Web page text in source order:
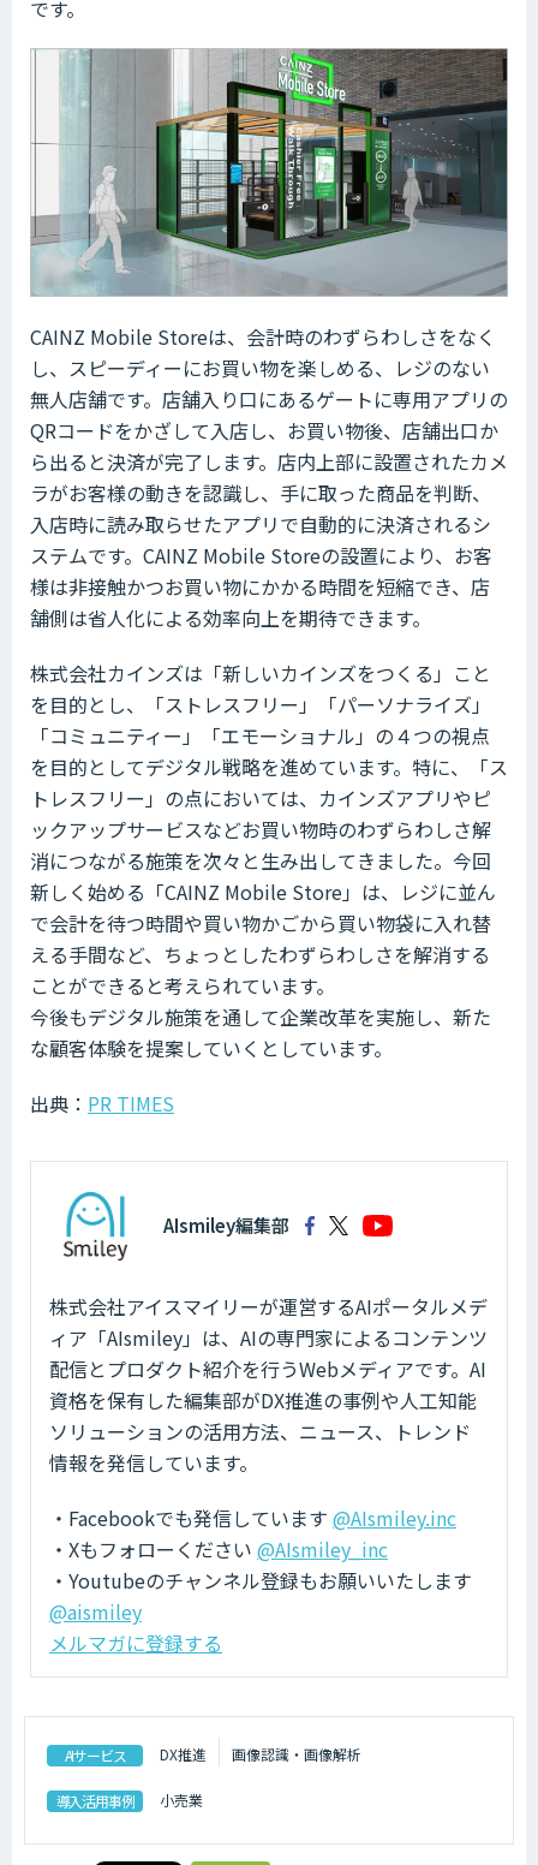
です。
CAINZ Mobile Storeは、会計時のわずらわしさをなく
し、スピーディーにお買い物を楽しめる、レジのない
無人店舗です。店舗入り口にあるゲートに専用アプリの
QRコードをかざして入店し、お買い物後、店舗出口か
ら出ると決済が完了します。店内上部に設置されたカメ
ラがお客様の動きを認識し、手に取った商品を判断、
入店時に読み取らせたアプリで自動的に決済されるシ
ステムです。CAINZ Mobile Storeの設置により、お客
様は非接触かつお買い物にかかる時間を短縮でき、店
舗側は省人化による効率向上を期待できます。
株式会社カインズは「新しいカインズをつくる」こと
を目的とし、「ストレスフリー」「パーソナライズ」
「コミュニティー」「エモーショナル」の４つの視点
を目的としてデジタル戦略を進めています。特に、「ス
トレスフリー」の点においては、カインズアプリやピ
ックアップサービスなどお買い物時のわずらわしさ解
消につながる施策を次々と生み出してきました。今回
新しく始める「CAINZ Mobile Store」は、レジに並ん
で会計を待つ時間や買い物かごから買い物袋に入れ替
える手間など、ちょっとしたわずらわしさを解消する
ことができると考えられています。
今後もデジタル施策を通して企業改革を実施し、新た
な顧客体験を提案していくとしています。
出典： PR TIMES
AIsmiley編集部
株式会社アイスマイリーが運営するAIポータルメデ
ィア「AIsmiley」は、AIの専門家によるコンテンツ
配信とプロダクト紹介を行うWebメディアです。AI
資格を保有した編集部がDX推進の事例や人工知能
ソリューションの活用方法、ニュース、トレンド
情報を発信しています。
・Facebookでも発信しています @AIsmiley.inc
・Xもフォローください @AIsmiley_inc
・Youtubeのチャンネル登録もお願いいたします
@aismiley
メルマガに登録する
AIサービス DX推進 画像認識・画像解析
導入活用事例 小売業